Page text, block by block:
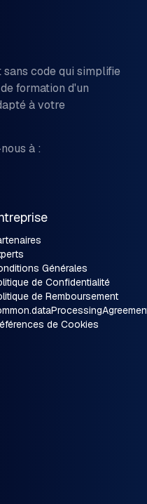
code qui simplifie
formation d'un
à votre
à :
Générales
de Confidentialité
de Remboursement
de Cookies